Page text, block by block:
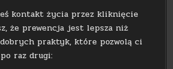
kontakt życia przez kliknięcie
że prewencja jest lepsza niż
praktyk, które pozwolą ci
raz drugi: